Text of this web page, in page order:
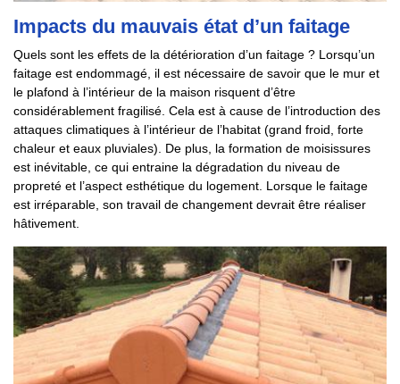
Impacts du mauvais état d’un faitage
Quels sont les effets de la détérioration d’un faitage ? Lorsqu’un
faitage est endommagé, il est nécessaire de savoir que le mur et
le plafond à l’intérieur de la maison risquent d’être
considérablement fragilisé. Cela est à cause de l’introduction des
attaques climatiques à l’intérieur de l’habitat (grand froid, forte
chaleur et eaux pluviales). De plus, la formation de moisissures
est inévitable, ce qui entraine la dégradation du niveau de
propreté et l’aspect esthétique du logement. Lorsque le faitage
est irréparable, son travail de changement devrait être réaliser
hâtivement.